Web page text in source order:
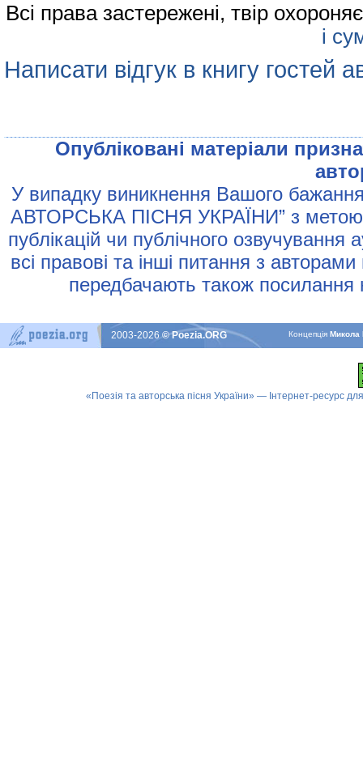
Всі права застережені, твір
і
Написати відгук в книгу гостей
Опублiкованi матерiали
У випадку виникнення Вашого
АВТОРСЬКА ПIСНЯ УКРАЇНИ” з метою
публiкацiй чи публiчного
всi правовi та iншi питання з
передбачають також
КонцепцiяМикола
2003-2026© Poezia.ORG
«Поезія та авторська пісня України» — Інтернет-ресурс